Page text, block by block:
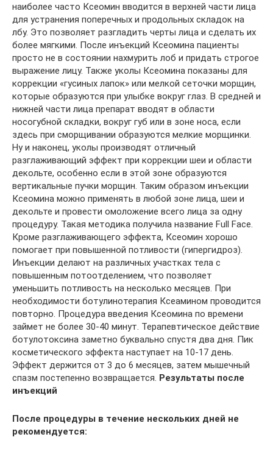
наиболее часто Ксеомин вводится в верхней части лица
для устранения поперечных и продольных складок на
лбу. Это позволяет разгладить черты лица и сделать их
более мягкими. После инъекций Ксеомина пациенты
просто не в состоянии нахмурить лоб и придать строгое
выражение лицу. Также уколы Ксеомина показаны для
коррекции «гусиных лапок» или мелкой сеточки морщин,
которые образуются при улыбке вокруг глаз. В средней и
нижней части лица препарат вводят в области
носогубной складки, вокруг губ или в зоне носа, если
здесь при сморщивании образуются мелкие морщинки.
Ну и наконец, уколы производят отличный
разглаживающий эффект при коррекции шеи и области
декольте, особенно если в этой зоне образуются
вертикальные пучки морщин. Таким образом инъекции
Ксеомина можно применять в любой зоне лица, шеи и
декольте и провести омоложение всего лица за одну
процедуру. Такая методика получила название Full Face.
Кроме разглаживающего эффекта, Ксеомин хорошо
помогает при повышенной потливости (гипергидроз).
Инъекции делают на различных участках тела с
повышенным потоотделением, что позволяет
уменьшить потливость на несколько месяцев. При
необходимости ботулинотерапия Ксеамином проводится
повторно. Процедура введения Ксеомина по времени
займет не более 30-40 минут. Терапевтическое действие
ботулотоксина заметно буквально спустя два дня. Пик
косметического эффекта наступает на 10-17 день.
Эффект держится от 3 до 6 месяцев, затем мышечный
спазм постепенно возвращается. Результаты после
инъекций
После процедуры в течение нескольких дней не
рекомендуется: